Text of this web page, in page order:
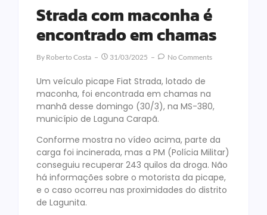
Strada com maconha é
encontrado em chamas
By Roberto Costa 31/03/2025 No Comments
Um veículo picape Fiat Strada, lotado de
maconha, foi encontrada em chamas na
manhã desse domingo (30/3), na MS-380,
município de Laguna Carapã.
Conforme mostra no vídeo acima, parte da
carga foi incinerada, mas a PM (Polícia Militar)
conseguiu recuperar 243 quilos da droga. Não
há informações sobre o motorista da picape,
e o caso ocorreu nas proximidades do distrito
de Lagunita.